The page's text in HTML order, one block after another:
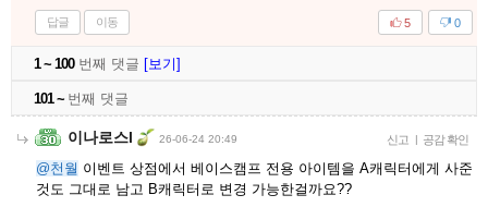
답글 이동 0
5
1 ~ 100번째 댓글 [보기]
101 ~ 번째 댓글
이나로스l 26-06-24 20:49 신고 | 공감 확인
@천월 이벤트 상점에서 베이스캠프 전용 아이템을 A캐릭터에게 사준
것도 그대로 남고 B캐릭터로 변경 가능한걸까요??